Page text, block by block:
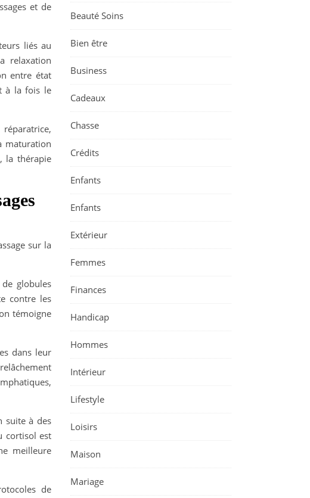
et de
liés au
relaxation
entre état
à la fois le
maturation
la thérapie
sur la
globules
contre les
témoigne
dans leur
suite à des
cortisol est
meilleure
de
Beauté Soins
Bien être
Business
Cadeaux
Chasse
Crédits
Enfants
Enfants
Extérieur
Femmes
Finances
Handicap
Hommes
Intérieur
Lifestyle
Loisirs
Maison
Mariage